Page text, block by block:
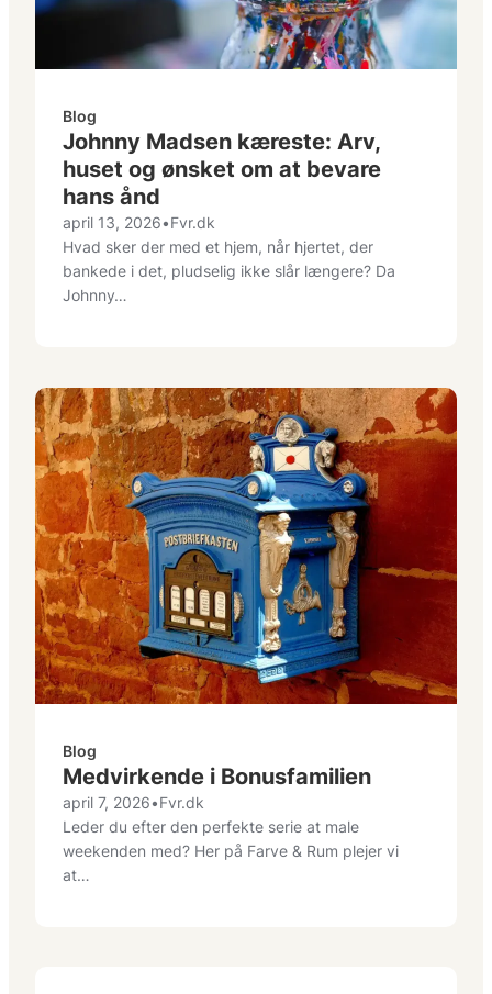
Blog
Johnny Madsen kæreste: Arv,
huset og ønsket om at bevare
hans ånd
april 13, 2026•Fvr.dk
Hvad sker der med et hjem, når hjertet, der
bankede i det, pludselig ikke slår længere? Da
Johnny…
Blog
Medvirkende i Bonusfamilien
april 7, 2026•Fvr.dk
Leder du efter den perfekte serie at male
weekenden med? Her på Farve & Rum plejer vi
at…